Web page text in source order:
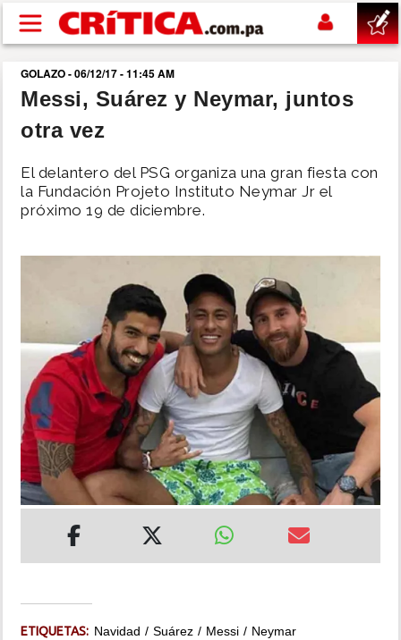
Pasar al contenido principal
buscar
SUCESOS
NACIONAL
MUNDO
INSÓLITAS
MULTIMEDIA
IMPRESO
GOLAZO - 06/12/17 - 11:45 AM
Messi, Suárez y Neymar, juntos
otra vez
El delantero del PSG organiza una gran fiesta con
la Fundación Projeto Instituto Neymar Jr el
próximo 19 de diciembre.
ETIQUETAS: Navidad Suárez Messi
Neymar